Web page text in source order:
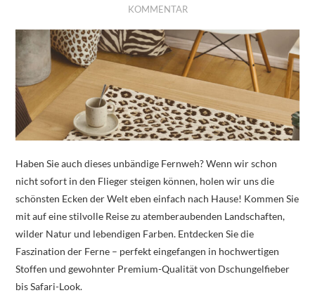
KOMMENTAR
Haben Sie auch dieses unbändige Fernweh? Wenn wir schon
nicht sofort in den Flieger steigen können, holen wir uns die
schönsten Ecken der Welt eben einfach nach Hause! Kommen Sie
mit auf eine stilvolle Reise zu atemberaubenden Landschaften,
wilder Natur und lebendigen Farben. Entdecken Sie die
Faszination der Ferne – perfekt eingefangen in hochwertigen
Stoffen und gewohnter Premium-Qualität von Dschungelfieber
bis Safari-Look.